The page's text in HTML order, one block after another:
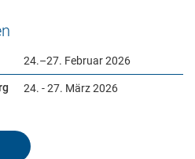
24.–27. Februar 2026
24. - 27. März 2026